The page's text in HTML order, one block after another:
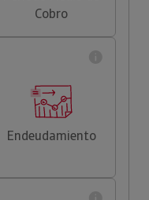
Cobro
Endeudamiento